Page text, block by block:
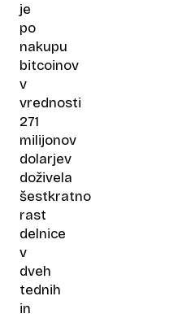
je
po
nakupu
bitcoinov
v
vrednosti
271
milijonov
dolarjev
doživela
šestkratno
rast
delnice
v
dveh
tednih
in